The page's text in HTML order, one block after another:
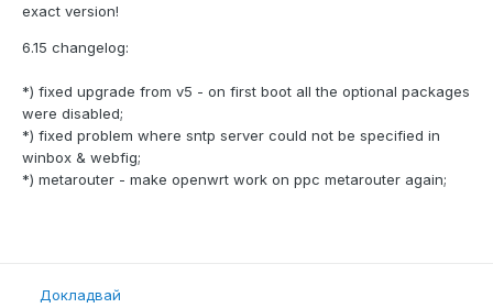
exact version!
6.15 changelog:
*) fixed upgrade from v5 - on first boot all the optional packages
were disabled;
*) fixed problem where sntp server could not be specified in
winbox & webfig;
*) metarouter - make openwrt work on ppc metarouter again;
Докладвай